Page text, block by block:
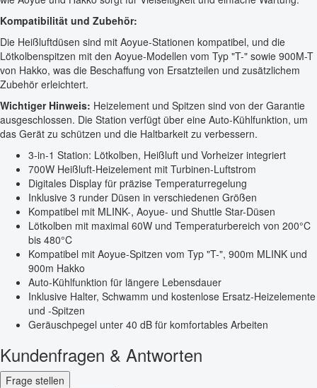
Kompatibilität und Zubehör:
Die Heißluftdüsen sind mit Aoyue-Stationen kompatibel, und die
Lötkolbenspitzen mit den Aoyue-Modellen vom Typ "T-" sowie 900M-T
von Hakko, was die Beschaffung von Ersatzteilen und zusätzlichem
Zubehör erleichtert.
Wichtiger Hinweis: Heizelement und Spitzen sind von der Garantie
ausgeschlossen. Die Station verfügt über eine Auto-Kühlfunktion, um
das Gerät zu schützen und die Haltbarkeit zu verbessern.
3-in-1 Station: Lötkolben, Heißluft und Vorheizer integriert
700W Heißluft-Heizelement mit Turbinen-Luftstrom
Digitales Display für präzise Temperaturregelung
Inklusive 3 runder Düsen in verschiedenen Größen
Kompatibel mit MLINK-, Aoyue- und Shuttle Star-Düsen
Lötkolben mit maximal 60W und Temperaturbereich von 200°C
bis 480°C
Kompatibel mit Aoyue-Spitzen vom Typ "T-", 900m MLINK und
900m Hakko
Auto-Kühlfunktion für längere Lebensdauer
Inklusive Halter, Schwamm und kostenlose Ersatz-Heizelemente
und -Spitzen
Geräuschpegel unter 40 dB für komfortables Arbeiten
Kundenfragen & Antworten
Frage stellen